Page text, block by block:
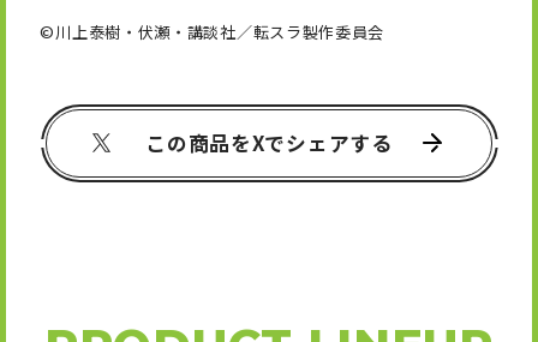
©川上泰樹・伏瀬・講談社／転スラ製作委員会
この商品をXでシェアする